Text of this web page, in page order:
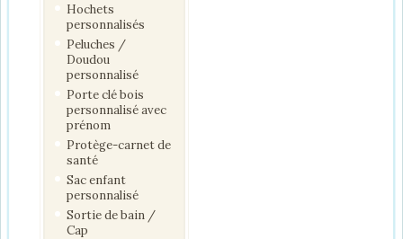
Hochets
personnalisés
Peluches /
Doudou
personnalisé
Porte clé bois
personnalisé avec
prénom
Protège-carnet de
santé
Sac enfant
personnalisé
Sortie de bain /
Cap